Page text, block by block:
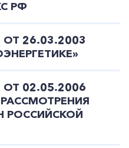
РФ
26.03.2003
02.05.2006
РОССИЙСКОЙ